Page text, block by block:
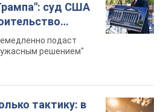
суд США
400 млн
подаст
решением"
тактику: в